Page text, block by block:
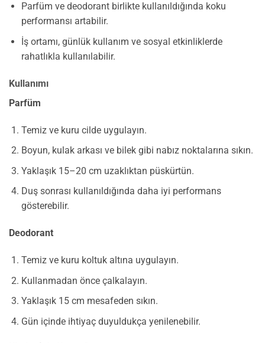
Parfüm ve deodorant birlikte kullanıldığında koku
performansı artabilir.
İş ortamı, günlük kullanım ve sosyal etkinliklerde
rahatlıkla kullanılabilir.
Kullanımı
Parfüm
Temiz ve kuru cilde uygulayın.
Boyun, kulak arkası ve bilek gibi nabız noktalarına sıkın.
Yaklaşık 15–20 cm uzaklıktan püskürtün.
Duş sonrası kullanıldığında daha iyi performans
gösterebilir.
Deodorant
Temiz ve kuru koltuk altına uygulayın.
Kullanmadan önce çalkalayın.
Yaklaşık 15 cm mesafeden sıkın.
Gün içinde ihtiyaç duyuldukça yenilenebilir.